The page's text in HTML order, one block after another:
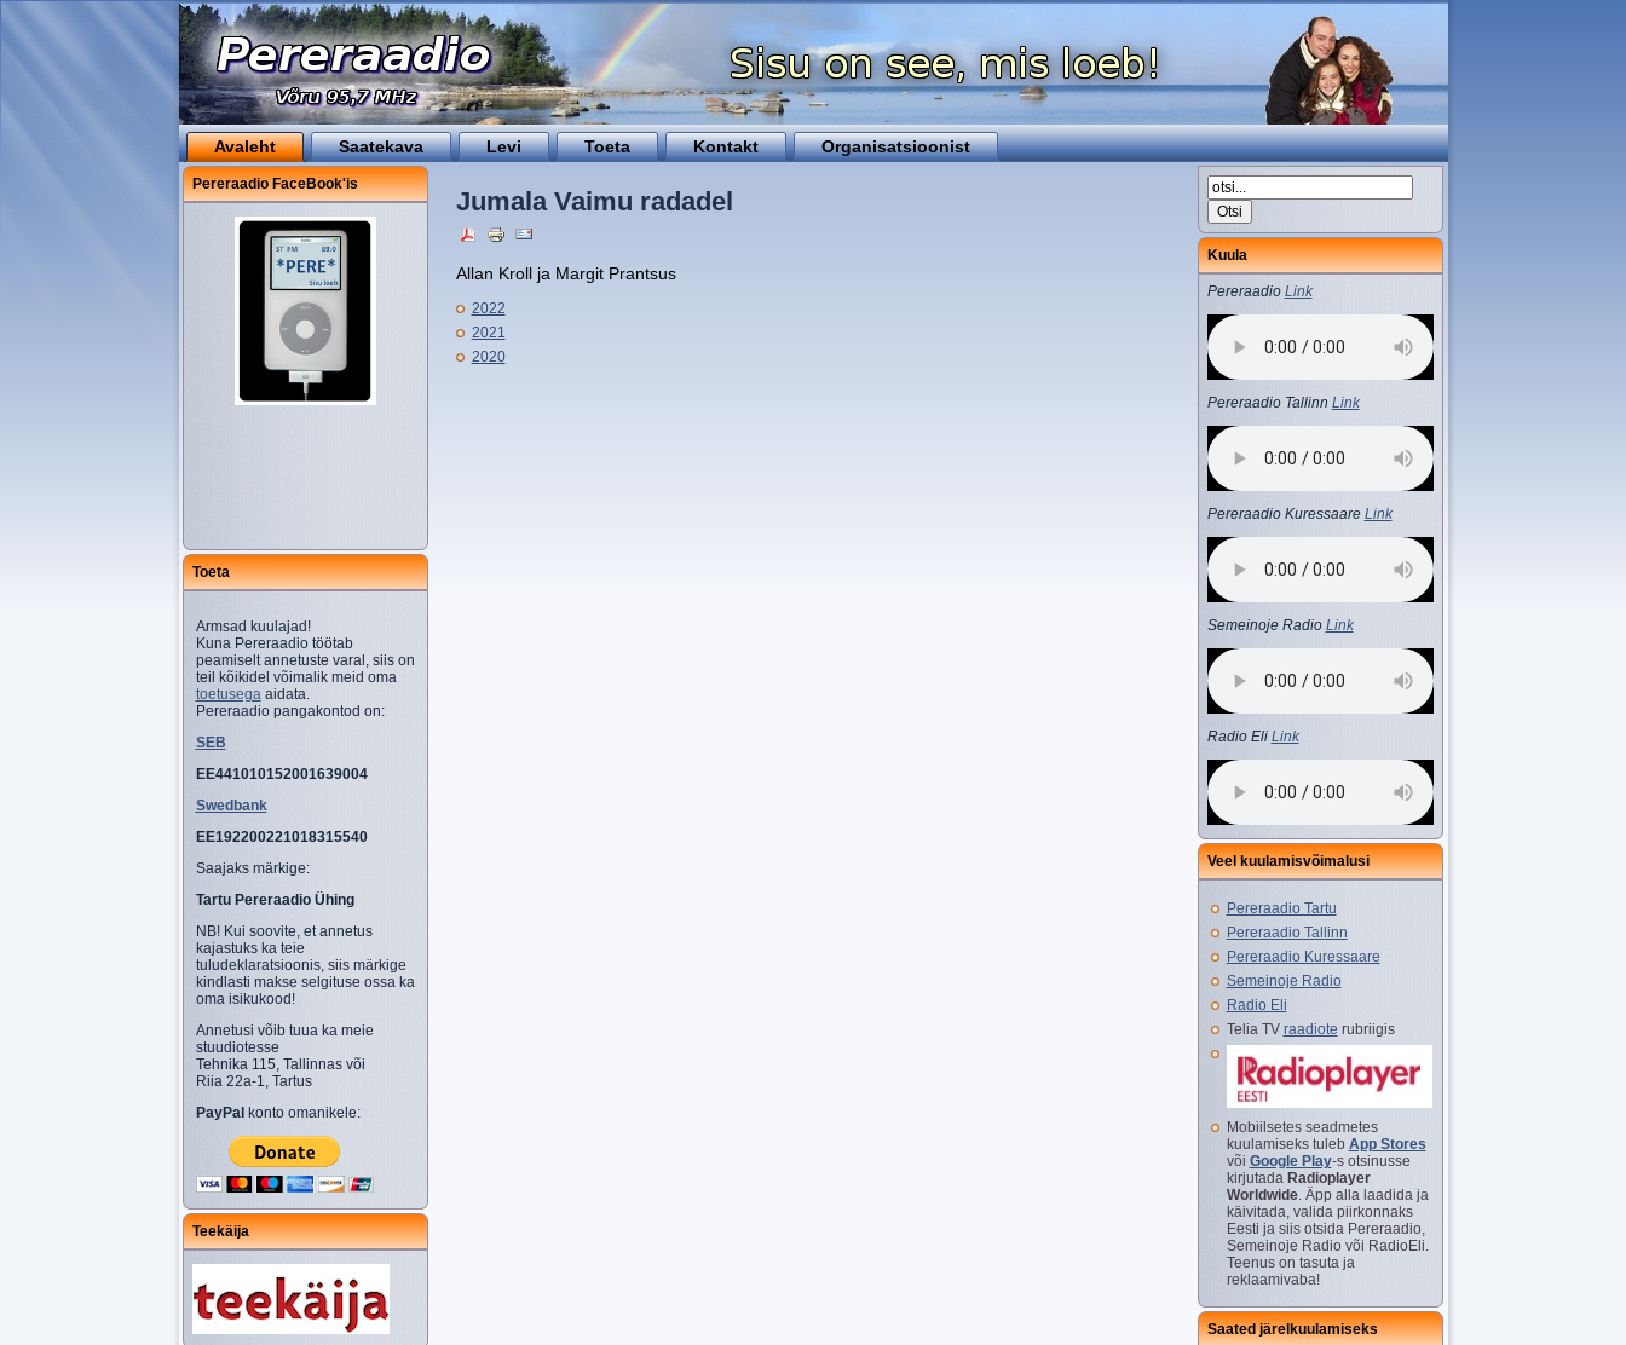
Avaleht Saatekava Levi Toeta Kontakt Organisatsioonist
Pereraadio FaceBook'is
Toeta
Armsad kuulajad!
Kuna Pereraadio töötab
peamiselt annetuste varal, siis on
teil kõikidel võimalik meid oma
toetusegaaidata.
Pereraadio pangakontod on:
SEB
EE441010152001639004
Swedbank
EE192200221018315540
Saajaks märkige:
Tartu Pereraadio Ühing
NB! Kui soovite, et annetus
kajastuks ka teie
tuludeklaratsioonis, siis märkige
kindlasti makse selgituse ossa ka
oma isikukood!
Annetusi võib tuua ka meie
stuudiotesse
Tehnika 115, Tallinnas või
Riia 22a-1, Tartus
PayPal konto omanikele:
Teekäija
Jumala Vaimu radadel
Allan Kroll ja Margit Prantsus
2022
2021
2020
Kuula
Pereraadio Link
Pereraadio Tallinn Link
Pereraadio Kuressaare Link
Semeinoje Radio Link
Radio Eli Link
Veel kuulamisvõimalusi
Pereraadio Tartu
Pereraadio Tallinn
Pereraadio Kuressaare
Semeinoje Radio
Radio Eli
Telia TV raadiote rubriigis
Mobiilsetes seadmetes
kuulamiseks tuleb App Stores
või Google Play-s otsinusse
kirjutada Radioplayer
Worldwide. Äpp alla laadida ja
käivitada, valida piirkonnaks
Eesti ja siis otsida Pereraadio,
Semeinoje Radio või RadioEli.
Teenus on tasuta ja
reklaamivaba!
Saated järelkuulamiseks